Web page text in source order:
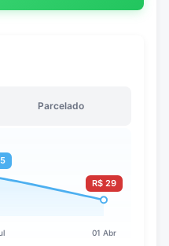
Parcelado